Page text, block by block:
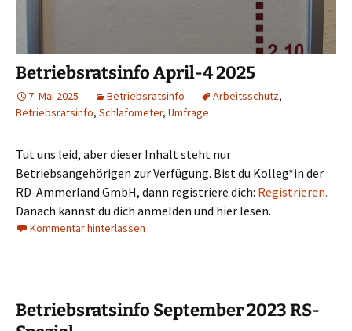
Betriebsratsinfo April-4 2025
7. Mai 2025 Betriebsratsinfo Arbeitsschutz,
Betriebsratsinfo, Schlafometer, Umfrage
Tut uns leid, aber dieser Inhalt steht nur
Betriebsangehörigen zur Verfügung. Bist du Kolleg*in der
RD-Ammerland GmbH, dann registriere dich: Registrieren.
Danach kannst du dich anmelden und hier lesen.
Kommentar hinterlassen
Betriebsratsinfo September 2023 RS-